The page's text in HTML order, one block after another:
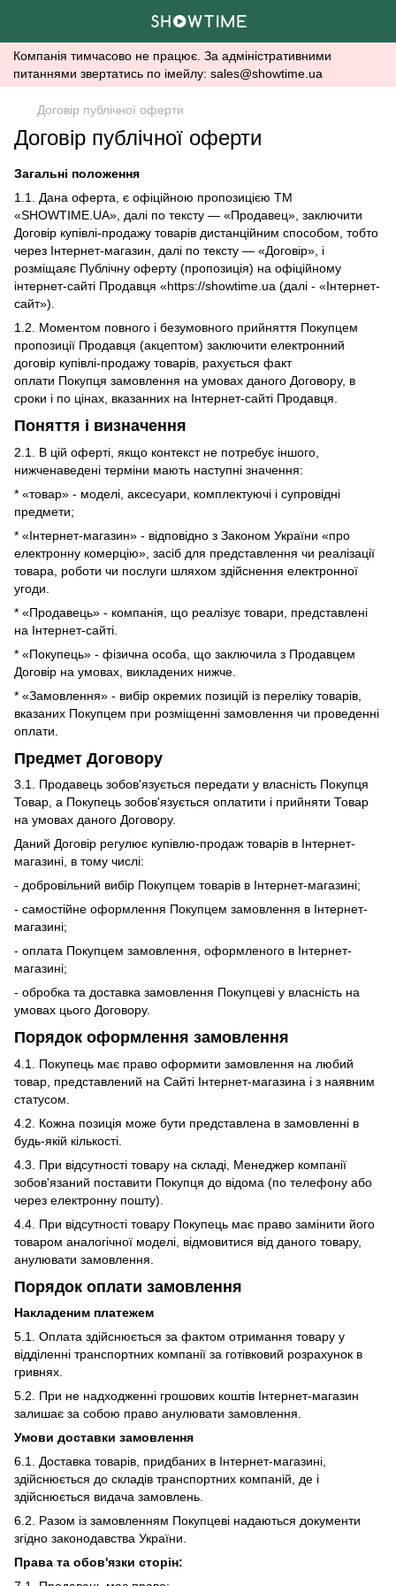
Компанія тимчасово не працює. За адміністративними
питаннями звертатись по імейлу: sales@showtime.ua
Договір публічної оферти
Договір публічної оферти
Загальні положення
1.1. Дана оферта, є офіційною пропозицією ТМ
«SHOWTIME.UA», далі по тексту — «Продавец», заключити
Договір купівлі-продажу товарів дистанційним способом, тобто
через Інтернет-магазин, далі по тексту — «Договір», і
розміщаяє Публічну оферту (пропозиція) на офіційному
інтернет-сайті Продавця «https://showtime.ua (далі - «Інтернет-
сайт»).
1.2. Моментом повного і безумовного прийняття Покупцем
пропозиції Продавця (акцептом) заключити електронний
договір купівлі-продажу товарів, рахується факт
оплати Покупця замовлення на умовах даного Договору, в
сроки і по цінах, вказанних на Інтернет-сайті Продавця.
Поняття і визначення
2.1. В цій оферті, якщо контекст не потребує іншого,
нижченаведені терміни мають наступні значення:
* «товар» - моделі, аксесуари, комплектуючі і супровідні
предмети;
* «Інтернет-магазин» - відповідно з Законом України «про
електронну комерцію», засіб для представлення чи реалізації
товара, роботи чи послуги шляхом здійснення електронної
угоди.
* «Продавець» - компанія, що реалізує товари, представлені
на Інтернет-сайті.
* «Покупець» - фізична особа, що заключила з Продавцем
Договір на умовах, викладених нижче.
* «Замовлення» - вибір окремих позицій із переліку товарів,
вказаних Покупцем при розміщенні замовлення чи проведенні
оплати.
Предмет Договору
3.1. Продавець зобов'язується передати у власність Покупця
Товар, а Покупець зобов'язується оплатити і прийняти Товар
на умовах даного Договору.
Даний Договір регулює купівлю-продаж товарів в Інтернет-
магазині, в тому числі:
- добровільний вибір Покупцем товарів в Інтернет-магазині;
- самостійне оформлення Покупцем замовлення в Інтернет-
магазині;
- оплата Покупцем замовлення, оформленого в Інтернет-
магазині;
- обробка та доставка замовлення Покупцеві у власність на
умовах цього Договору.
Порядок оформлення замовлення
4.1. Покупець має право оформити замовлення на любий
товар, представлений на Сайті Інтернет-магазина і з наявним
статусом.
4.2. Кожна позиція може бути представлена в замовленні в
будь-якій кількості.
4.3. При відсутності товару на складі, Менеджер компанії
зобов'язаний поставити Покупця до відома (по телефону або
через електронну пошту).
4.4. При відсутності товару Покупець має право замінити його
товаром аналогічної моделі, відмовитися від даного товару,
анулювати замовлення.
Порядок оплати замовлення
Накладеним платежем
5.1. Оплата здійснюється за фактом отримання товару у
відділенні транспортних компанії за готівковий розрахунок в
гривнях.
5.2. При не надходженні грошових коштів Інтернет-магазин
залишає за собою право анулювати замовлення.
Умови доставки замовлення
6.1. Доставка товарів, придбаних в Інтернет-магазині,
здійснюється до складів транспортних компаній, де і
здійснюється видача замовлень.
6.2. Разом із замовленням Покупцеві надаються документи
згідно законодавства України.
Права та обов'язки сторін: